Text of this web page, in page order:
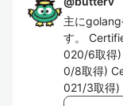
主に
す。
020/6取得
0/8取得)
021/3取得)